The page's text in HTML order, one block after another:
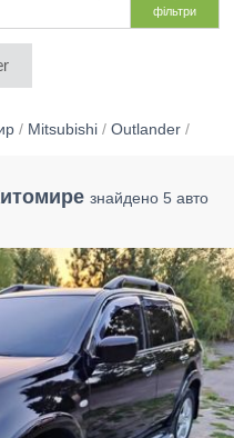
фільтри
/ Mitsubishi / Outlander /
знайдено 5 авто